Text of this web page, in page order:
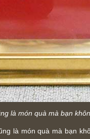
là món quà mà bạn
là món quà mà bạn